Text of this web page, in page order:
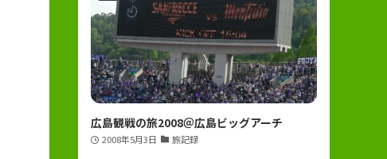
広島観戦の旅2008＠広島ビッグアーチ
2008年5月3日 旅記録